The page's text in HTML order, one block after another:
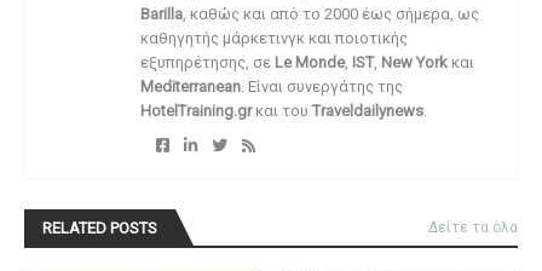
Barilla , καθώς και από το 2000 έως σήμερα, ως
καθηγητής μάρκετινγκ και ποιοτικής
εξυπηρέτησης, σε Le Monde, IST, New York και
Mediterranean . Είναι συνεργάτης της
HotelTraining.grκαι του Traveldailynews
RELATED POSTS Δείτε τα όλα